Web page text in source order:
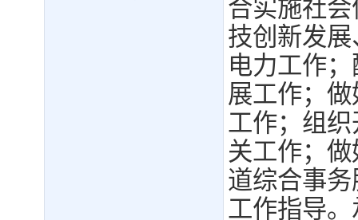
合实施社
技创新发
电力工作
展工作；
工作；组
关工作；
道综合事
工作指导